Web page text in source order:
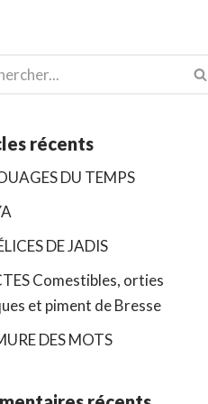
récents
DU TEMPS
DE JADIS
Comestibles, orties
et piment de Bresse
DES MOTS